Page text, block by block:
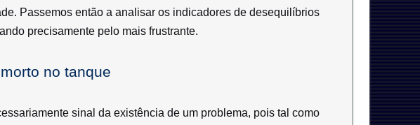
Passemos então a analisar os indicadores de desequilíbrios
precisamente pelo mais frustrante.
no tanque
sinal da existência de um problema, pois tal como